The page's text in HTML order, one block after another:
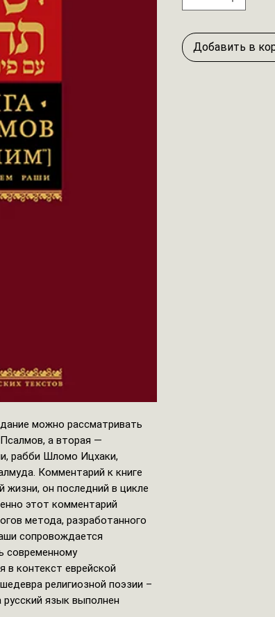
можно рассматривать
Псалмов, а вторая —
рабби Шломо Ицхаки,
Комментарий к книге
жизни, он последний в цикле
этот комментарий
метода, разработанного
сопровождается
современному
в контекст еврейской
религиозной поэзии –
язык выполнен
Добавить в